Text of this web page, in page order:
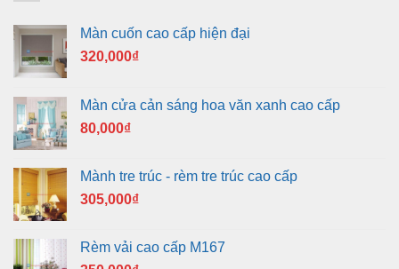
Màn cuốn cao cấp hiện đại
320,000₫
Màn cửa cản sáng hoa văn xanh cao cấp
80,000₫
Mành tre trúc - rèm tre trúc cao cấp
305,000₫
Rèm vải cao cấp M167